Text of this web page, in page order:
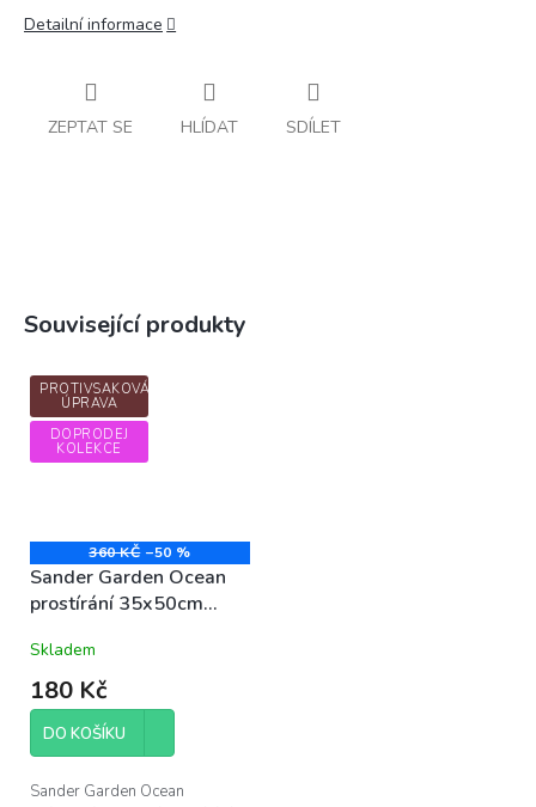
Detailní informace
ZEPTAT SE HLÍDAT SDÍLET
Související produkty
PROTIVSAKOVÁ
ÚPRAVA
DOPRODEJ
KOLEKCE
360 KČ –50 %
Sander Garden Ocean
prostírání 35x50cm
pruhované PRÉMIOVÁ
KVALITA
Skladem
180 Kč
DO KOŠÍKU
Sander Garden Ocean